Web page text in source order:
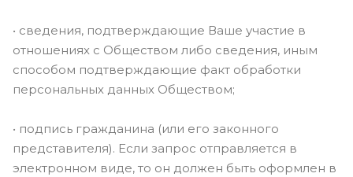
• сведения, подтверждающие Ваше участие в
отношениях с Обществом либо сведения, иным
способом подтверждающие факт обработки
персональных данных Обществом;
• подпись гражданина (или его законного
представителя). Если запрос отправляется в
электронном виде, то он должен быть оформлен в